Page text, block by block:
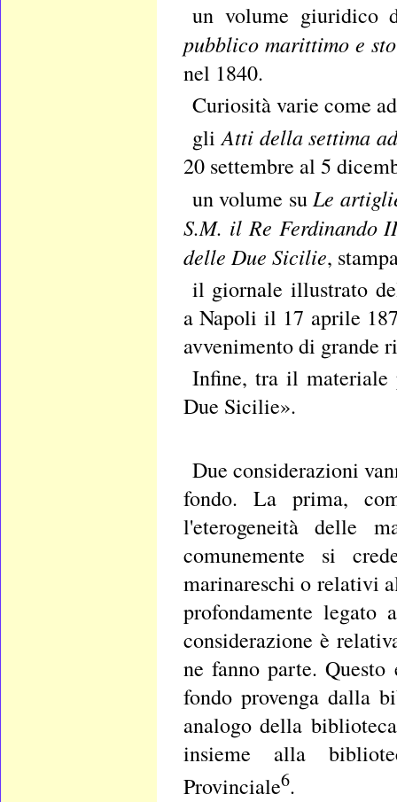
un volume giuridico
pubblico marittimo e
nel 1840.
Curiosità varie come
gliAtti della settima
20 settembre al 5
un volume suLe
S.M. il Re Ferdinando
delle Due Sicilie,
il giornale illustrato
a Napoli il 17 aprile
avvenimento di grande
Infine, tra il materiale
Due Sicilie».
Due considerazioni
fondo. La prima,
l'eterogeneità delle
comunemente si
marinareschi o relativi
profondamente
considerazione è
ne fanno parte.
fondo provenga dalla
analogo della
insieme alla
Provinciale6.